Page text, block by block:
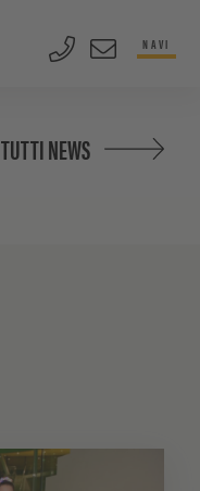
NAVI
TUTTI NEWS